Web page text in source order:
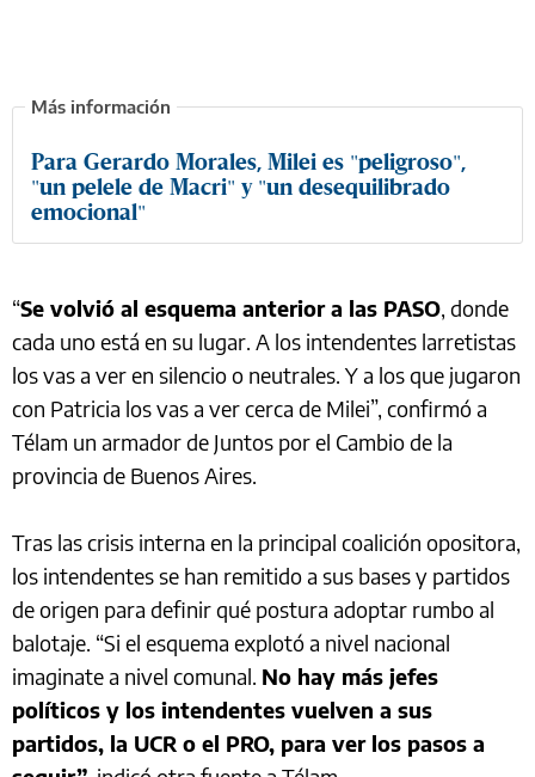
Para Gerardo Morales, Milei es "peligroso",
"un pelele de Macri" y "un desequilibrado
emocional"
“Se volvió al esquema anterior a las PASO, donde
cada uno está en su lugar. A los intendentes larretistas
los vas a ver en silencio o neutrales. Y a los que jugaron
con Patricia los vas a ver cerca de Milei”, confirmó a
Télam un armador de Juntos por el Cambio de la
provincia de Buenos Aires.
Tras las crisis interna en la principal coalición opositora,
los intendentes se han remitido a sus bases y partidos
de origen para definir qué postura adoptar rumbo al
balotaje. “Si el esquema explotó a nivel nacional
imaginate a nivel comunal. No hay más jefes
políticos y los intendentes vuelven a sus
partidos, la UCR o el PRO, para ver los pasos a